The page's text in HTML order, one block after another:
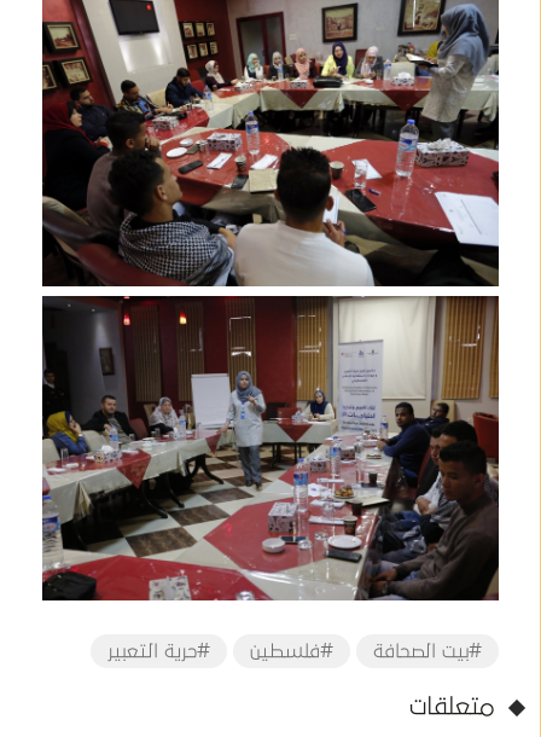
#بيت الصحافة #فلسطين #حرية التعبير
متعلقات